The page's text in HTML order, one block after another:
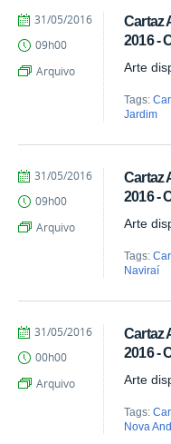
Cartaz
2016 -
Arte
Tags:
Jardim
by
Aragão
Published
31/05/2016
09h00
Arquivo
Cartaz
2016 -
Arte
Tags:
Naviraí
by
Aragão
Published
31/05/2016
09h00
Arquivo
Cartaz
2016 -
Arte
Tags:
Nova
by
Aragão
Published
31/05/2016
00h00
Arquivo